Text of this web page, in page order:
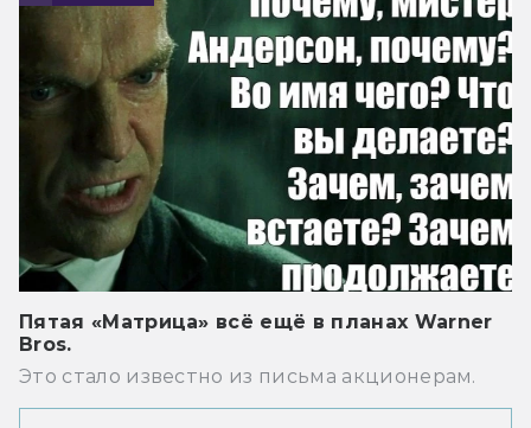
Пятая «Матрица» всё ещё в планах Warner
Bros.
Это стало известно из письма акционерам.